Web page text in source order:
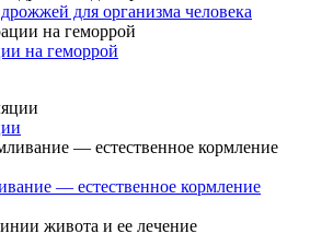
для организма человека
на геморрой
— естественное кормление